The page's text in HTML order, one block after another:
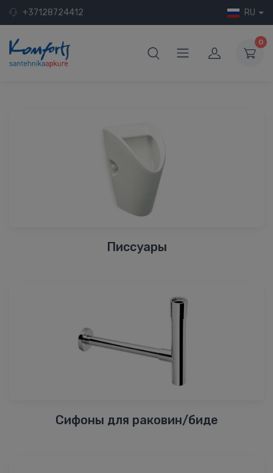
+37128724412 RU
0
Писсуары
Сифоны для раковин/биде